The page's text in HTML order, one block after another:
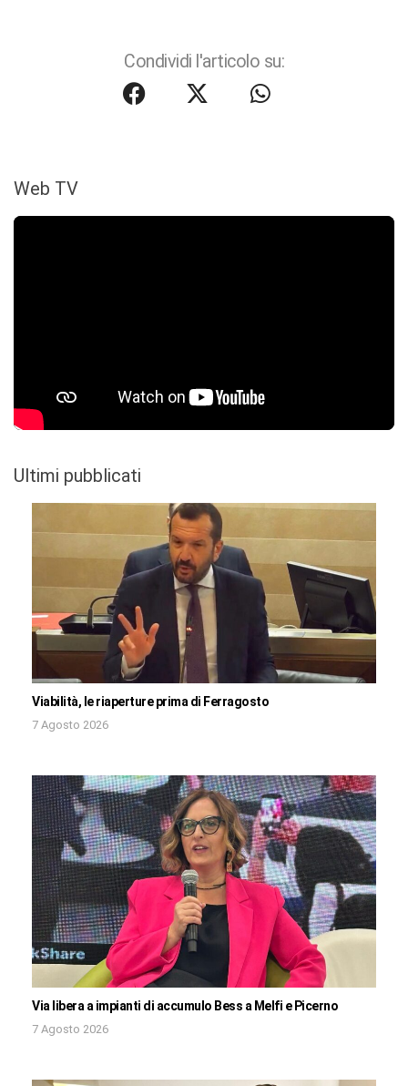
Condividi l'articolo su:
Web TV
Ultimi pubblicati
Viabilità, le riaperture prima di Ferragosto
7 Agosto 2026
Via libera a impianti di accumulo Bess a Melfi e Picerno
7 Agosto 2026